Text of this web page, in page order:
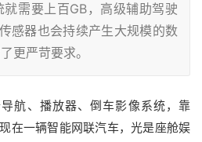
需要上百GB，高级辅助驾驶
感器也会持续产生大规模的数
更严苛要求。
航、 播放器、倒车影像系统，靠
在一辆智能网联汽车，光是座舱娱